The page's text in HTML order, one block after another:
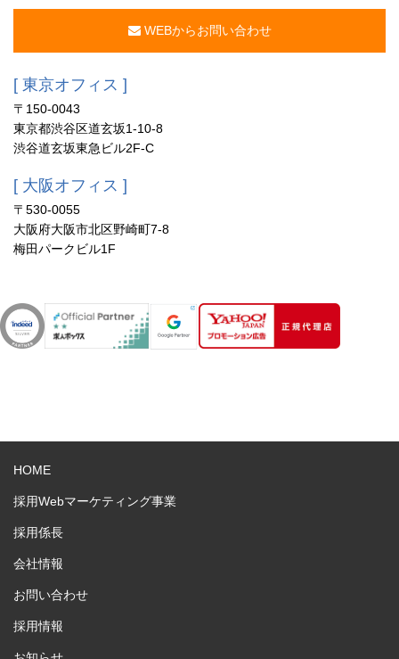
WEBからお問い合わせ
[ 東京オフィス ]
〒150-0043
東京都渋谷区道玄坂1-10-8
渋谷道玄坂東急ビル2F-C
[ 大阪オフィス ]
〒530-0055
大阪府大阪市北区野崎町7-8
梅田パークビル1F
HOME
採用Webマーケティング事業
採用係長
会社情報
お問い合わせ
採用情報